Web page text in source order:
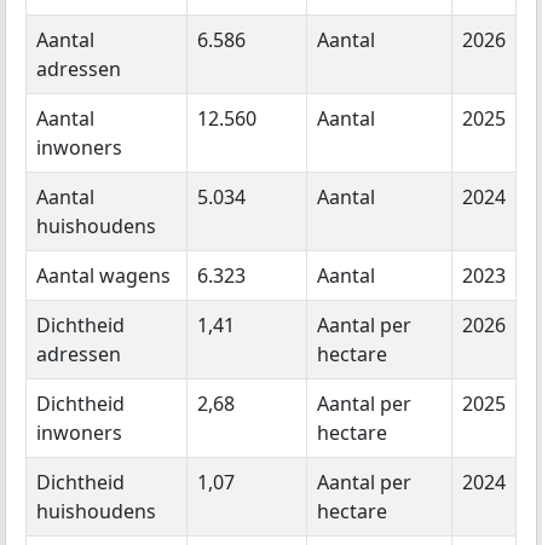
Aantal
adressen
6.586 Aantal 2026
Aantal
inwoners
12.560 Aantal 2025
Aantal
huishoudens
5.034 Aantal 2024
Aantal wagens 6.323 Aantal
2023
Dichtheid
adressen
1,41
Aantal per
hectare
2026
Dichtheid
inwoners
2,68
Aantal per
hectare
2025
Dichtheid
huishoudens
1,07
Aantal per
hectare
2024